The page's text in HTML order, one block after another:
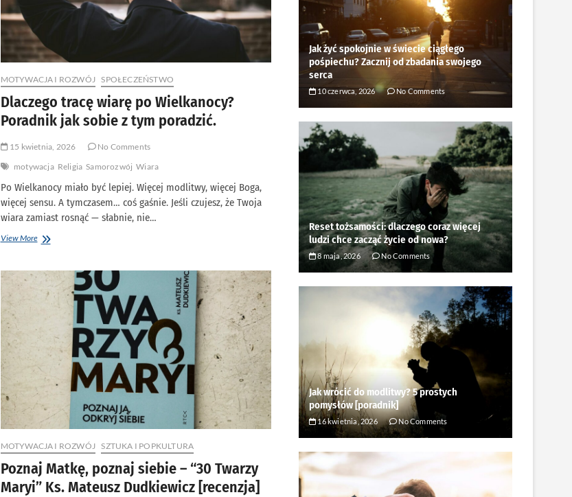
MOTYWACJA I ROZWÓJ SPOŁECZEŃSTWO
Dlaczego tracę wiarę po Wielkanocy?
Poradnik jak sobie z tym poradzić.
15 kwietnia, 2026
No Comments
motywacja Religia Samorozwój Wiara
Po Wielkanocy miało być lepiej. Więcej modlitwy, więcej Boga,
więcej sensu. A tymczasem… coś gaśnie. Jeśli czujesz, że Twoja
wiara zamiast rosnąć — słabnie, nie…
View MoreDlaczego
po
Wielkanocy?
Poradnik
sobie
tym
poradzić.
MOTYWACJA I ROZWÓJ SZTUKA I POPKULTURA
Poznaj Matkę, poznaj siebie – “30 Twarzy
Maryi” Ks. Mateusz Dudkiewicz [recenzja]
Jak żyć spokojnie w świecie ciągłego
pośpiechu? Zacznij od zbadania swojego
serca
10 czerwca, 2026 No Comments
Reset tożsamości: dlaczego coraz więcej
ludzi chce zacząć życie od nowa?
8 maja, 2026 No Comments
Jak wrócić do modlitwy? 5 prostych
pomysłów [poradnik]
16 kwietnia, 2026 No Comments